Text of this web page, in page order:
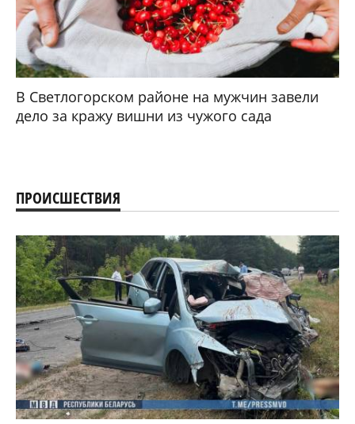
В Светлогорском районе на мужчин завели
дело за кражу вишни из чужого сада
ПРОИСШЕСТВИЯ